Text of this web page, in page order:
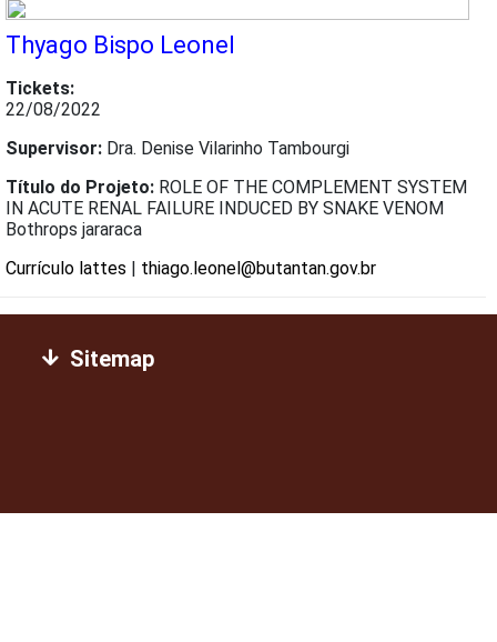
Thyago Bispo Leonel
Tickets:
22/08/2022
Supervisor: Dra. Denise Vilarinho Tambourgi
Título do Projeto: ROLE OF THE COMPLEMENT SYSTEM
IN ACUTE RENAL FAILURE INDUCED BY SNAKE VENOM
Bothrops jararaca
Currículo lattes | thiago.leonel@butantan.gov.br
Sitemap